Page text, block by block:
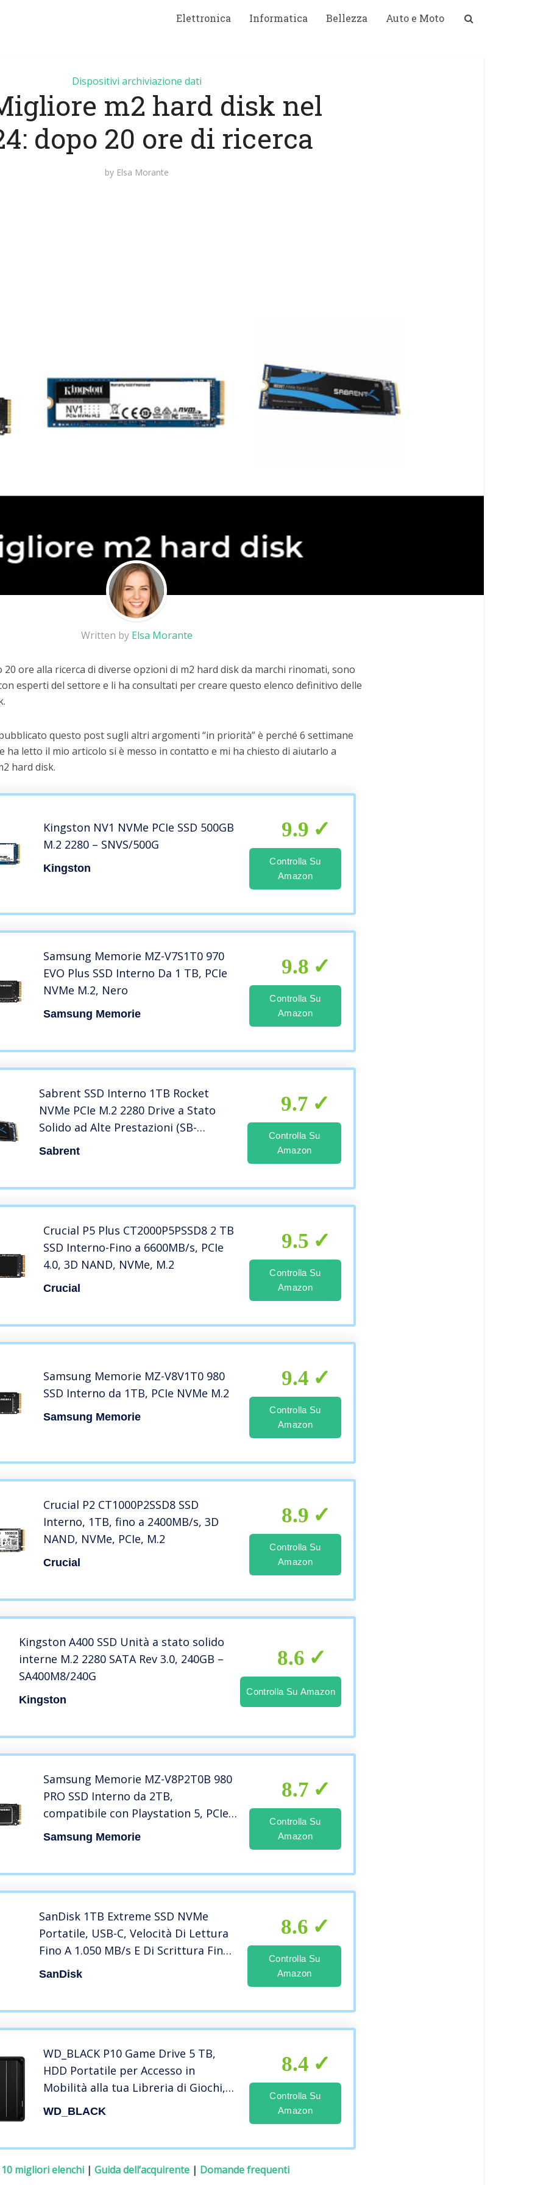
Elettronica Informatica Bellezza Auto e Moto
Dispositivi archiviazione dati
m2 hard disk nel
dopo 20 ore di ricerca
by Elsa Morante
Written by Elsa Morante
ore alla ricerca di diverse opzioni di m2 hard disk da marchi rinomati, sono
esperti del settore e li ha consultati per creare questo elenco definitivo delle
questo post sugli altri argomenti “in priorità” è perché 6 settimane
ha letto il mio articolo si è messo in contatto e mi ha chiesto di aiutarlo a
hard disk.
Kingston NV1 NVMe PCIe SSD 500GB
M.2 2280 – SNVS/500G
Kingston
9.9
Controlla Su
Amazon
Samsung Memorie MZ-V7S1T0 970
EVO Plus SSD Interno Da 1 TB, PCIe
NVMe M.2, Nero
Samsung Memorie
9.8
Controlla Su
Amazon
Sabrent SSD Interno 1TB Rocket
NVMe PCIe M.2 2280 Drive a Stato
Solido ad Alte Prestazioni (SB-
ROCKET-1TB)
Sabrent
9.7
Controlla Su
Amazon
Crucial P5 Plus CT2000P5PSSD8 2 TB
SSD Interno-Fino a 6600MB/s, PCIe
4.0, 3D NAND, NVMe, M.2
Crucial
9.5
Controlla Su
Amazon
Samsung Memorie MZ-V8V1T0 980
SSD Interno da 1TB, PCIe NVMe M.2
Samsung Memorie
9.4
Controlla Su
Amazon
Crucial P2 CT1000P2SSD8 SSD
Interno, 1TB, fino a 2400MB/s, 3D
NAND, NVMe, PCIe, M.2
Crucial
8.9
Controlla Su
Amazon
Kingston A400 SSD Unità a stato solido
interne M.2 2280 SATA Rev 3.0, 240GB –
SA400M8/240G
Kingston
8.6
Controlla Su Amazon
Samsung Memorie MZ-V8P2T0B 980
PRO SSD Interno da 2TB,
compatibile con Playstation 5, PCIe
Gen 4.0 x4, NVMe 1.3c, M.2 (2280),
Samsung Memorie
8.7
Controlla Su
Amazon
SanDisk 1TB Extreme SSD NVMe
Portatile, USB-C, Velocità Di Lettura
Fino A 1.050 MB/s E Di Scrittura Fino
A 1.000 MB/s, ‎Nero
SanDisk
8.6
Controlla Su
Amazon
WD_BLACK P10 Game Drive 5 TB,
HDD Portatile per Accesso in
Mobilità alla tua Libreria di Giochi,
Compatibile con Console o PC
WD_BLACK
8.4
Controlla Su
Amazon
10 migliori elenchi | Guida dell’acquirente | Domande frequenti